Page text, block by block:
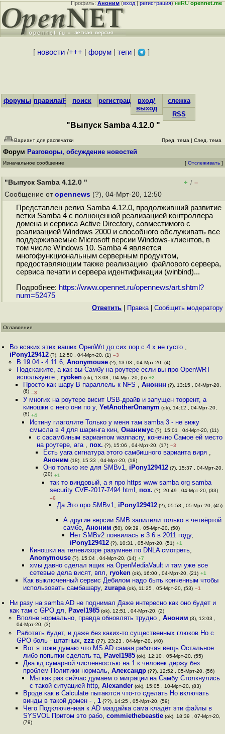
Профиль:Аноним(вход|регистрация)неRUopennet.me
[ новости/+++ форум| теги| ]
форумы правила/FAQпоиск регистрациявход/
выход
слежка
RSS
"Выпуск Samba 4.12.0 "
Вариант для распечатки Пред. тема | След. тема
Форум Разговоры, обсуждение новостей
Изначальное сообщение [ Отслеживать ]
"Выпуск Samba 4.12.0 " + / –
Сообщение от opennews (?), 04-Мрт-20, 12:50
Представлен релиз Samba 4.12.0, продолживший развитие
ветки Samba 4 с полноценной реализацией контроллера
домена и сервиса Active Directory, совместимого с
реализацией Windows 2000 и способного обслуживать все
поддерживаемые Microsoft версии Windows-клиентов, в
том числе Windows 10. Samba 4 является
многофункциональным серверным продуктом,
предоставляющим также реализацию файлового сервера,
сервиса печати и сервера идентификации (winbind)...
Подробнее: https://www.opennet.ru/opennews/art.shtml?
num=52475
Ответить Правка| Cообщить модератору
Оглавление
Во всяких этих ваших OpenWrt до сих пор с 4 x не густо ,
iPony129412 (?), 12:50 , 04-Мрт-20, (1) –3
В 19 04 - 4 11 6, Anonymouse(?), 13:03 , 04-Мрт-20, (4)
Подскажите, а как вы Самбу на роутере если вы про OpenWRT
используете , ryoken(ok), 13:08 , 04-Мрт-20, (5) +2
Просто как шару В параллель к NFS , Аноннн (?), 13:15 , 04-Мрт-20,
(6) –3
У многих на роутере висит USB-драйв и запущен торрент, а
киношки с него они по у, YetAnotherOnanym (ok), 14:12 , 04-Мрт-20,
(8) +4
Истину глаголите Только у меня там samba 3 - не вижу
смысла в 4 для шаринга кин,Онанимус (?), 15:01 , 04-Мрт-20, (11)
с сасамбиным вариантом wannacry, конечно Самое ей место
на роутере, ага , пох. (?), 15:06 , 04-Мрт-20, (17) –3
Есть yara сигнатура этого самбишного варианта виря ,
Аноним (18), 15:33 , 04-Мрт-20, (18)
Оно только же для SMBv1, iPony129412(?), 15:37 , 04-Мрт-20,
(20) +1
так то виндовый, а я про https www samba org samba
security CVE-2017-7494 html , пох. (?), 20:49 , 04-Мрт-20, (33)
–6
Да Это про SMBv1, iPony129412(?), 05:58 , 05-Мрт-20, (45)
А другие версии SMB запилили только в четвёртой
самбе, Аноним (50), 09:39 , 05-Мрт-20, (50)
Нет SMBv2 появилась в 3 6 в 2011 году,
iPony129412 (?), 10:31 , 05-Мрт-20, (51) +1
Киношки на телевизоре разумнее по DNLA смотреть,
Anonymouse (?), 15:04 , 04-Мрт-20, (14) +7
хмы давно сделал ящик на OpenMediaVault и там уже все
сетевые дела висят, впл,ryoken (ok), 16:00 , 04-Мрт-20, (21) +1
Как выключенный сервис Дебилом надо быть конченным чтобы
использовать самбашару, zurapa(ok), 11:25 , 05-Мрт-20, (53) –1
Ни разу на samba AD не поднимал Даже интересно как оно будет и
как там с GPO дл, Pavel1985 (ok), 12:51 , 04-Мрт-20, (2)
Вполне нормально, правда обновлять трудно , Аноним (3), 13:03 ,
04-Мрт-20, (3)
Работать будет, и даже без каких-то существенных глюков Но с
GPO боль - штатных, zzz (??), 23:23 , 04-Мрт-20, (40)
Вот я тоже думаю что MS AD самая рабочая вещь Остальное
либо попытки сделать та, Pavel1985(ok), 12:10 , 05-Мрт-20, (55)
Два кд сумарной численностью на 1 к человек держу без
проблем Политики нормаль, Александр(??), 12:52 , 05-Мрт-20, (56)
Мы как раз сейчас думаем о миграции на Самбу Столкнулись
с такой ситуацией http,Alexander (ok), 15:05 , 10-Мрт-20, (83)
Вроде как в Calculate пытаются что-то сделать Но включать
винды в такой домен - , 1(??), 14:25 , 05-Мрт-20, (59)
Чего Подключенная к AD маздайка сама кладёт эти файлы в
SYSVOL Притом это рабо, commiethebeastie(ok), 18:39 , 07-Мрт-20,
(79)